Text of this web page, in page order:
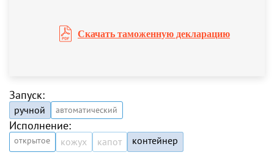
Скачать таможенную декларацию
Запуск:
ручной автоматический
Исполнение:
открытое кожух капот контейнер